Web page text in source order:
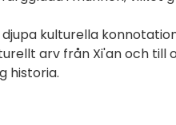
kulturella
arv från Xi'an och till
historia.